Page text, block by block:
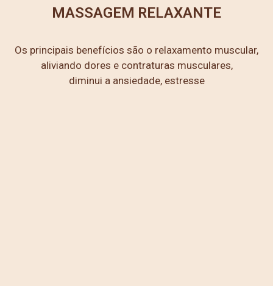
MASSAGEM RELAXANTE
Os principais benefícios são o relaxamento muscular,
aliviando dores e contraturas musculares,
diminui a ansiedade, estresse